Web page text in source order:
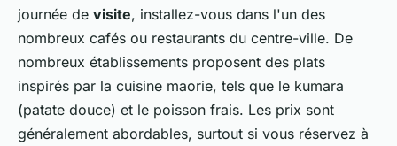
journée de visite, installez-vous dans l'un des
nombreux cafés ou restaurants du centre-ville. De
nombreux établissements proposent des plats
inspirés par la cuisine maorie, tels que le kumara
(patate douce) et le poisson frais. Les prix sont
généralement abordables, surtout si vous réservez à